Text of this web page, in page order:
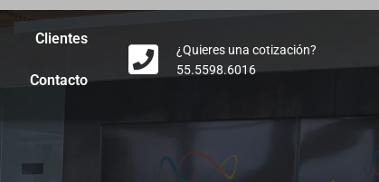
Clientes
Contacto
¿Quieres una cotización?
55.5598.6016